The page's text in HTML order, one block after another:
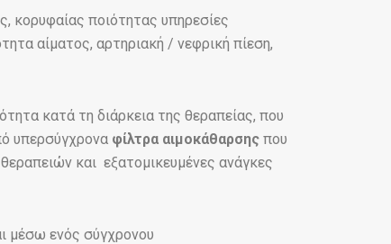
κορυφαίας ποιότητας υπηρεσίες
αίματος, αρτηριακή / νεφρική πίεση,
κατά τη διάρκεια της θεραπείας, που
υπερσύγχρονα φίλτρα αιμοκάθαρσης που
και εξατομικευμένες ανάγκες
μέσω ενός σύγχρονου